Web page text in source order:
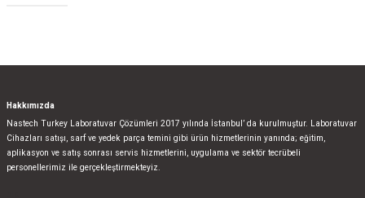
Hakkımızda
Nastech Turkey Laboratuvar Çözümleri 2017 yılında İstanbul’ da kurulmuştur. Laboratuvar
Cihazları satışı, sarf ve yedek parça temini gibi ürün hizmetlerinin yanında; eğitim,
aplikasyon ve satış sonrası servis hizmetlerini, uygulama ve sektör tecrübeli
personellerimiz ile gerçekleştirmekteyiz.